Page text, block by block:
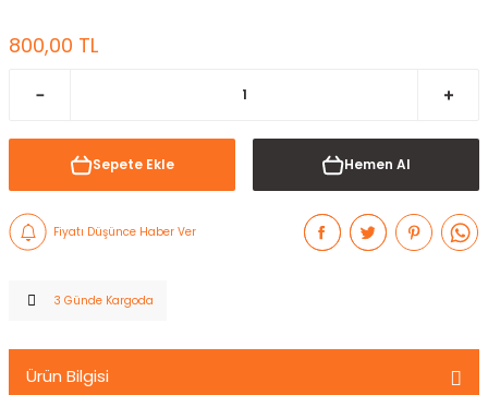
800,00 TL
Sepete Ekle Hemen Al
Fiyatı Düşünce Haber Ver
3 Günde Kargoda
Ürün Bilgisi